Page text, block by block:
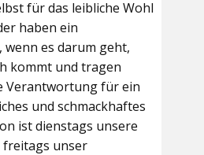
für das leibliche Wohl
haben ein
es darum geht,
kommt und tragen
Verantwortung für ein
und schmackhaftes
ist dienstags unsere
freitags unser